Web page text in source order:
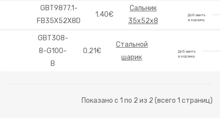
GBT9877.1-
FB35X52X8D
1.40€
Сальник
35x52x8
Добавить
в корзину
GBT308-
8-G100-
B
0.21€
Стальной
шарик
Добавить
в корзину
Показано с 1 по 2 из 2 (всего 1 страниц)